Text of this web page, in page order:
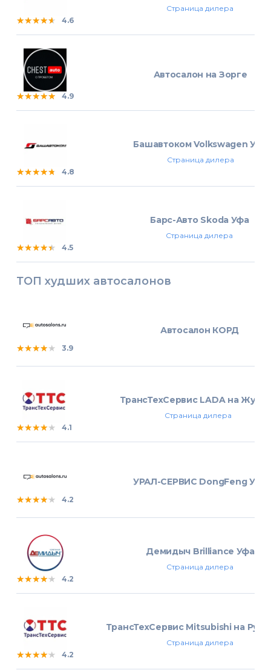
★★★★★
★★★★★
★★★★★ 4.6
Страница дилера
★★★★★
★★★★★
★★★★★ 4.9
Автосалон на Зорге
★★★★★
★★★★★
★★★★★ 4.8
Башавтоком Volkswagen Уфа
Страница дилера
★★★★★
★★★★★
★★★★★ 4.5
Барс-Авто Skoda Уфа
Страница дилера
ТОП худших автосалонов
★★★★★
★★★★★
★★★★★ 3.9
Автосалон КОРД
★★★★★
★★★★★
★★★★★ 4.1
ТрансТехСервис LADA на
Страница дилера
★★★★★
★★★★★
★★★★★ 4.2
УРАЛ-СЕРВИС DongFeng Уфа
★★★★★
★★★★★
★★★★★ 4.2
Демидыч Brilliance Уфа
Страница дилера
★★★★★
★★★★★
★★★★★ 4.2
ТрансТехСервис Mitsubishi на
Страница дилера